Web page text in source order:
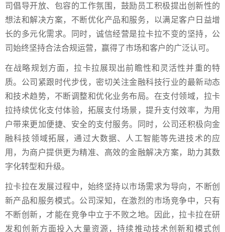
司倡导开放、包容的工作氛围，鼓励员工积极提出创新性的
想法和解决方案，不断优化产品和服务，以满足客户日益增
长的多元化需求。同时，诚信经营是拉卡拉不变的坚持，公
司始终坚持合法合规运营，赢得了市场和客户的广泛认可。
在战略规划方面，拉卡拉展现出前瞻性和灵活性并重的特
质。公司紧跟时代步伐，密切关注金融科技行业的最新动态
和技术趋势，不断调整和优化业务布局。在支付领域，拉卡
拉持续优化支付体验，拓展支付场景，提升支付效率，为用
户带来更加便捷、安全的支付服务。同时，公司还积极向金
融科技领域拓展，通过大数据、人工智能等先进技术的应
用，为商户提供更为精准、高效的金融解决方案，助力其数
字化转型和升级。
拉卡拉在发展过程中，始终坚持以市场需求为导向，不断创
新产品和服务模式。公司深知，在激烈的市场竞争中，只有
不断创新，才能在竞争中立于不败之地。因此，拉卡拉在研
发和创新方面投入大量资源，持续推动技术创新和模式创